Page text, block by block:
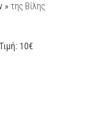
» της Βίλης
10€